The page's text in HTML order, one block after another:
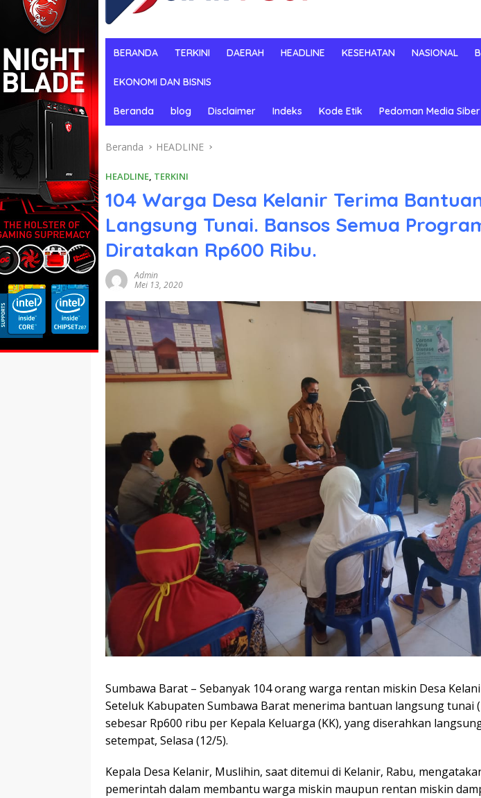
BERANDA TERKINI DAERAH HEADLINE KESEHATAN NASIONAL
EKONOMI DAN BISNIS
Beranda blog Disclaimer Indeks Kode Etik Pedoman Media Siber
Beranda HEADLINE
HEADLINE, TERKINI
104 Warga Desa Kelanir Terima
Langsung Tunai. Bansos Semua
Diratakan Rp600 Ribu.
Admin
Mei 13, 2020
Sumbawa Barat – Sebanyak 104 orang warga rentan miskin Desa
Seteluk Kabupaten Sumbawa Barat menerima bantuan langsung tunai
sebesar Rp600 ribu per Kepala Keluarga (KK), yang diserahkan
setempat, Selasa (12/5).
Kepala Desa Kelanir, Muslihin, saat ditemui di Kelanir, Rabu,
pemerintah dalam membantu warga miskin maupun rentan miskin